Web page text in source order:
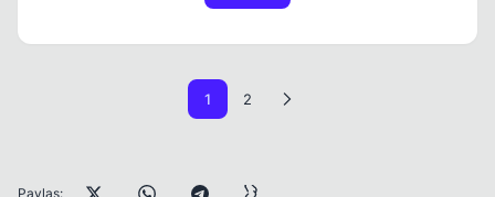
1 2
Paylaş: